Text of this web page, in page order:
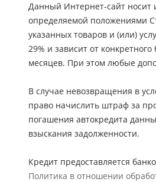
Данный Интернет-сайт носит
определяемой положениями
указанных товаров и (или)
29% и зависит от
месяцев. При этом любые
В случае невозвращения в
право начислить штраф за
погашения автокредита
взыскания задолженности.
Кредит предоставляется
Политика в отношении